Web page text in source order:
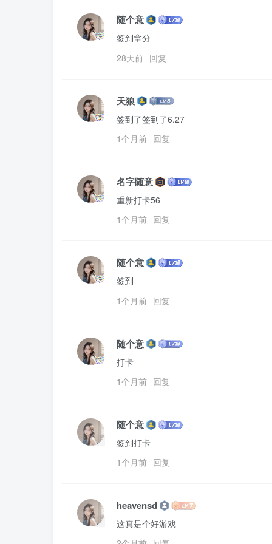
随个意
签到拿分
28天前 回复
天狼
签到了签到了6.27
1个月前 回复
名字随意
重新打卡56
1个月前 回复
随个意
签到
1个月前 回复
随个意
打卡
1个月前 回复
随个意
签到打卡
1个月前 回复
heavensd
这真是个好游戏